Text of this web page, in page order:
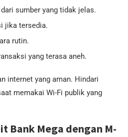
sumber yang tidak jelas.
jika tersedia.
rutin.
yang terasa aneh.
internet yang aman. Hindari
memakai Wi-Fi publik yang
Bank Mega dengan M-